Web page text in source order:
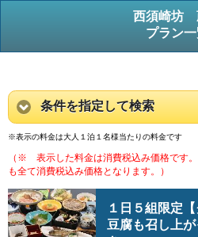
西須崎坊
プラン
条件を指定して検索
※表示の料金は大人１泊１名様当たりの料金です
（※ 表示した料金は消費税込み価格です
も全て消費税込み価格となります。）
１日５組限定
豆腐も召し上